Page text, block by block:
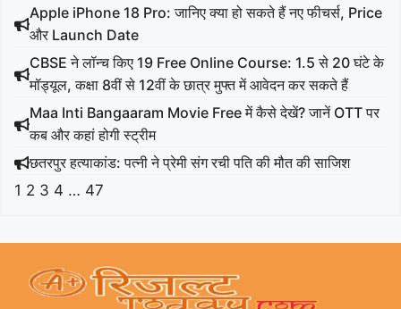
Apple iPhone 18 Pro: जानिए क्या हो सकते हैं नए फीचर्स, Price
और Launch Date
CBSE ने लॉन्च किए 19 Free Online Course: 1.5 से 20 घंटे के
मॉड्यूल, कक्षा 8वीं से 12वीं के छात्र मुफ्त में आवेदन कर सकते हैं
Maa Inti Bangaaram Movie Free में कैसे देखें? जानें OTT पर
कब और कहां होगी स्ट्रीम
छतरपुर हत्याकांड: पत्नी ने प्रेमी संग रची पति की मौत की साजिश
1 2 3 4 … 47